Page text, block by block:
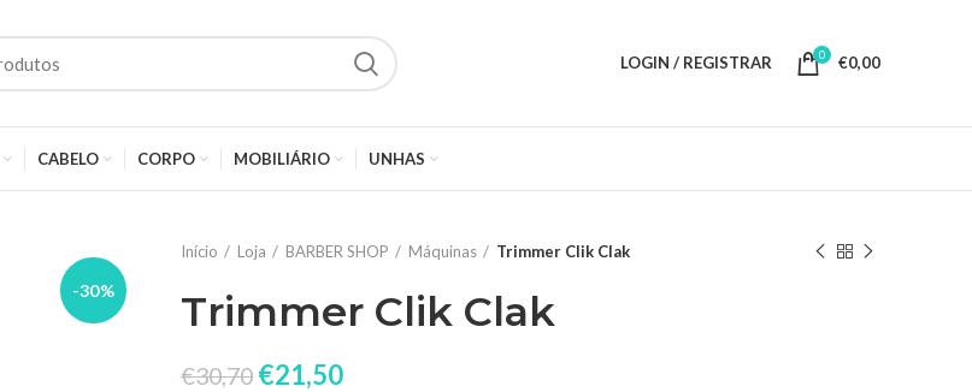
LOGIN / REGISTRAR 0 €0,00
CABELO CORPO MOBILIÁRIO UNHAS
-30%
Início Loja BARBER SHOP Máquinas Trimmer Clik Clak
Trimmer Clik Clak
€30,70 €21,50